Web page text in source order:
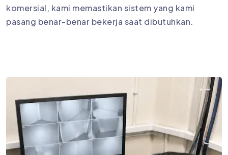
komersial, kami memastikan sistem yang kami
pasang benar-benar bekerja saat dibutuhkan.